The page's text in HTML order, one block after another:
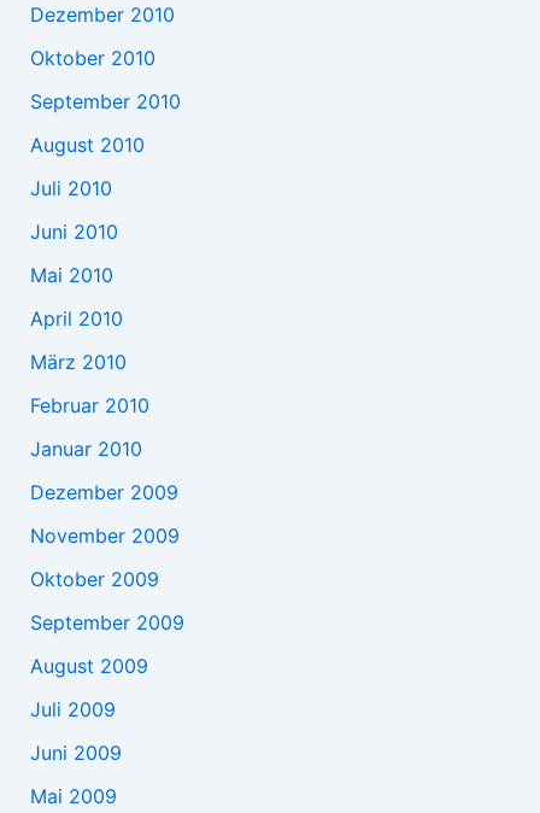
Dezember 2010
Oktober 2010
September 2010
August 2010
Juli 2010
Juni 2010
Mai 2010
April 2010
März 2010
Februar 2010
Januar 2010
Dezember 2009
November 2009
Oktober 2009
September 2009
August 2009
Juli 2009
Juni 2009
Mai 2009